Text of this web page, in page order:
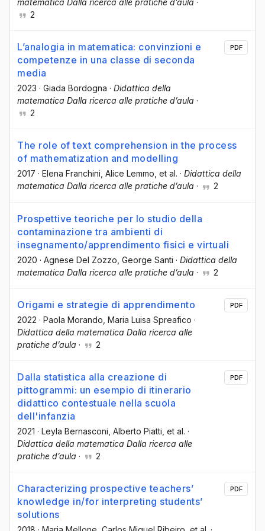
matematica Dalla ricerca alle pratiche d’aula ·
2
L’analogia in matematica: convinzioni e
competenze in una classe di seconda
media
2023 · Giada Bordogna · Didattica della
matematica Dalla ricerca alle pratiche d’aula ·
2
PDF
The role of text comprehension in the process
of mathematization and modelling
2017 · Elena Franchini, Alice Lemmo, et al. · Didattica della
matematica Dalla ricerca alle pratiche d’aula · 2
Prospettive teoriche per lo studio della
contaminazione tra ambienti di
insegnamento/apprendimento fisici e virtuali
2020 · Agnese Del Zozzo , George Santi · Didattica della
matematica Dalla ricerca alle pratiche d’aula · 2
Origami e strategie di apprendimento
2022 · Paola Morando , Maria Luisa Spreafico ·
Didattica della matematica Dalla ricerca alle
pratiche d’aula · 2
PDF
Dalla statistica alla creazione di
pittogrammi: un esempio di itinerario
didattico contestuale nella scuola
dell'infanzia
2021 · Leyla Bernasconi , Alberto Piatti , et al. ·
Didattica della matematica Dalla ricerca alle
pratiche d’aula · 2
PDF
Characterizing prospective teachers’
knowledge in/for interpreting students’
solutions
PDF